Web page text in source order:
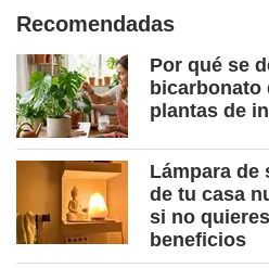
Recomendadas
Por qué se
bicarbonato
plantas de
Lámpara de
de tu casa
si no
beneficios